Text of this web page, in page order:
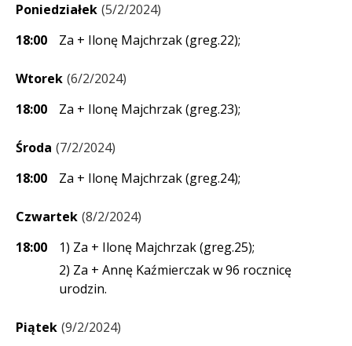
Poniedziałek 5/2/2024
18:00
Za + Ilonę Majchrzak (greg.22);
Wtorek 6/2/2024
18:00
Za + Ilonę Majchrzak (greg.23);
Środa 7/2/2024
18:00
Za + Ilonę Majchrzak (greg.24);
Czwartek 8/2/2024
18:00
1) Za + Ilonę Majchrzak (greg.25);
2) Za + Annę Kaźmierczak w 96 rocznicę
urodzin.
Piątek 9/2/2024